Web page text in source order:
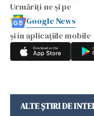
Urmăriți-ne și pe
Google News
și în aplicațiile mobile
ALTE ȘTIRI DE